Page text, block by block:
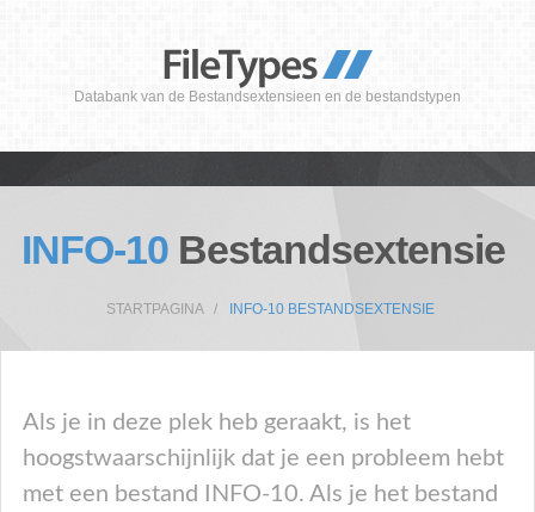
Databank van de Bestandsextensieen en de bestandstypen
INFO-10 Bestandsextensie
STARTPAGINA INFO-10 BESTANDSEXTENSIE
Als je in deze plek heb geraakt, is het
hoogstwaarschijnlijk dat je een probleem hebt
met een bestand INFO-10. Als je het bestand